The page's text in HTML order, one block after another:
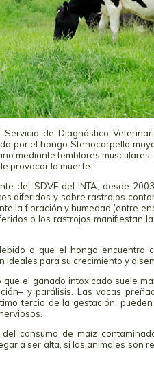
de Diagnóstico
por el hongo Stenocarpella
mediante temblores musculares,
provocar la muerte.
del SDVE del INTA, desde
diferidos y sobre rastrojos
la floración y humedad (entre
o los rastrojos manifiestan
a que el hongo encuentra
para su crecimiento y
el ganado intoxicado suele
y parálisis. Las vacas
tercio de la gestación,
consumo de maíz
a ser alta, si los animales son